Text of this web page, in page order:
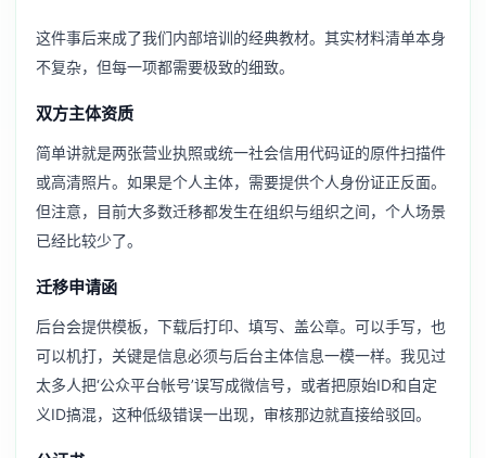
这件事后来成了我们内部培训的经典教材。其实材料清单本身
不复杂，但每一项都需要极致的细致。
双方主体资质
简单讲就是两张营业执照或统一社会信用代码证的原件扫描件
或高清照片。如果是个人主体，需要提供个人身份证正反面。
但注意，目前大多数迁移都发生在组织与组织之间，个人场景
已经比较少了。
迁移申请函
后台会提供模板，下载后打印、填写、盖公章。可以手写，也
可以机打，关键是信息必须与后台主体信息一模一样。我见过
太多人把‘公众平台帐号’误写成微信号，或者把原始ID和自定
义ID搞混，这种低级错误一出现，审核那边就直接给驳回。